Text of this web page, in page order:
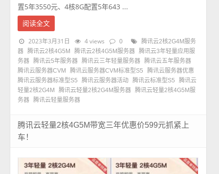
置5年3550元、4核8G配置5年643 ...
阅读全文
2023年3月31日 4 views 0
腾讯云2核2G4M服务
器 腾讯云2核4G5M 腾讯云2核4G5M服务器 腾讯云3年轻量应用服
务器 腾讯云5年服务器 腾讯云三年轻量服务器 腾讯云五年服务器
腾讯云服务器CVM
腾讯云服务器CVM标准型S5
腾讯云服务器优惠
腾讯云服务器标准型S5
腾讯云服务器活动 腾讯云标准型S5
腾讯云
轻量2核2G4M
腾讯云轻量2核2G4M服务器 腾讯云轻量2核4G5M服
务器 腾讯云轻量服务器
腾讯云轻量2核4G5M带宽三年优惠价599元抓紧上
车！